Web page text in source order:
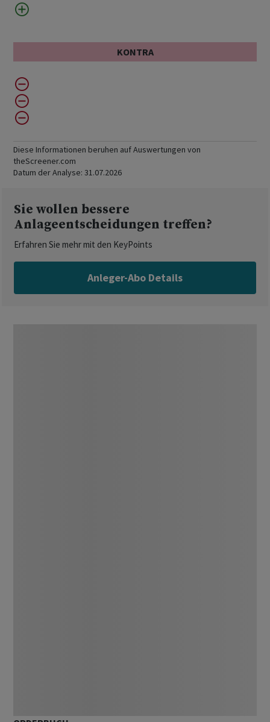
KONTRA
Diese Informationen beruhen auf Auswertungen von
theScreener.com
Datum der Analyse: 31.07.2026
Sie wollen bessere
Anlageentscheidungen treffen?
Erfahren Sie mehr mit den KeyPoints
Anleger-Abo Details